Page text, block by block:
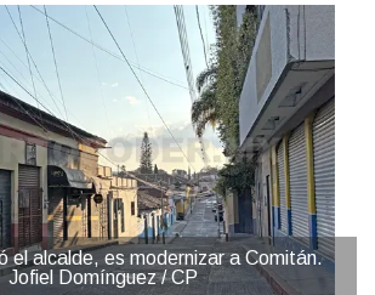
el alcalde, es modernizar a Comitán.
Jofiel Domínguez / CP